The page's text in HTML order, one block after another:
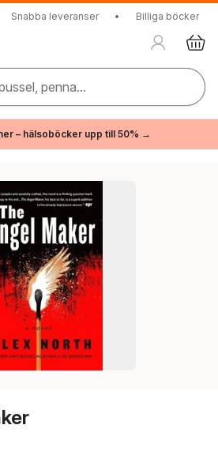
Snabba leveranser • Billiga böcker
penna...
– hälsoböcker upp till 50% →